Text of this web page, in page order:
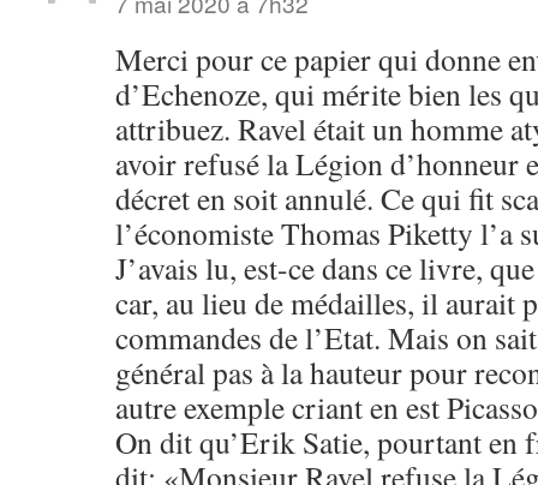
Merci pour ce papier qui donne
d’Echenoze, qui mérite bien les
attribuez. Ravel était un homme
avoir refusé la Légion d’honneur
décret en soit annulé. Ce qui fit
l’économiste Thomas Piketty l’a
J’avais lu, est-ce dans ce livre,
car, au lieu de médailles, il aurait
commandes de l’Etat. Mais on
général pas à la hauteur pour
autre exemple criant en est
On dit qu’Erik Satie, pourtant en
dit: «Monsieur Ravel refuse la